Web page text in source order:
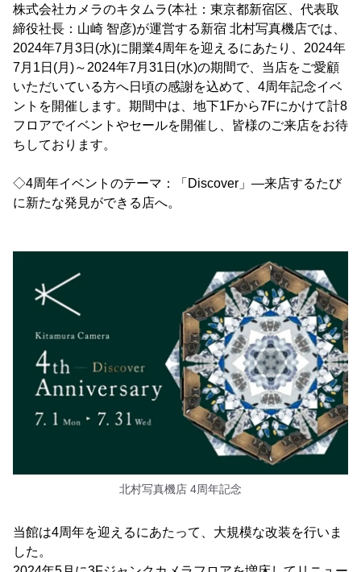
株式会社カメラのキタムラ(本社：東京都新宿区、代表取
締役社長：山崎 智彦)が運営する新宿 北村写真機店では、
2024年7月3日(水)に開業4周年を迎えるにあたり、2024年
7月1日(月)～2024年7月31日(水)の期間で、当店をご愛顧
いただいている方へ日頃の感謝を込めて、4周年記念イベ
ントを開催します。期間中は、地下1Fから7Fにかけて計8
フロアでイベントやセールを開催し、皆様のご来店をお待
ちしております。
◇4周年イベントのテーマ：「Discover」―来店するたび
に新たな発見ができる店へ。
北村写真機店 4周年記念
当館は4周年を迎えるにあたって、大規模な改装を行いま
した。